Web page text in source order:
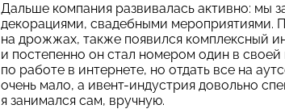
Дальше компания развивалась активно: мы
декорациями, свадебными мероприятиями.
на дрожжах, также появился комплексный
и постепенно он стал номером один в
по работе в интернете, но отдать все на
очень мало, а ивент-индустрия довольно
я занимался сам, вручную.